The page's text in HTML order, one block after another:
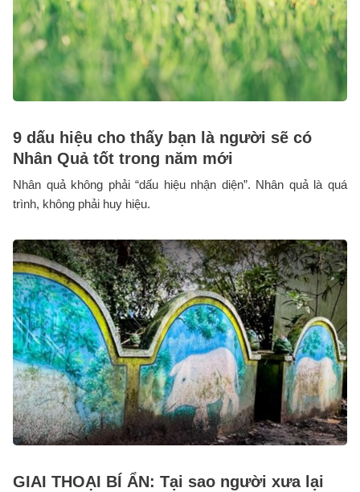
9 dấu hiệu cho thấy bạn là người sẽ có
Nhân Quả tốt trong năm mới
Nhân quả không phải “dấu hiệu nhận diện”. Nhân quả là quá
trình, không phải huy hiệu.
GIAI THOẠI BÍ ẨN: Tại sao người xưa lại